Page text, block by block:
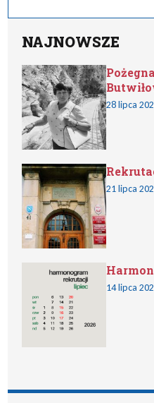
NAJNOWSZE
28 lipca
21 lipca
14 lipca